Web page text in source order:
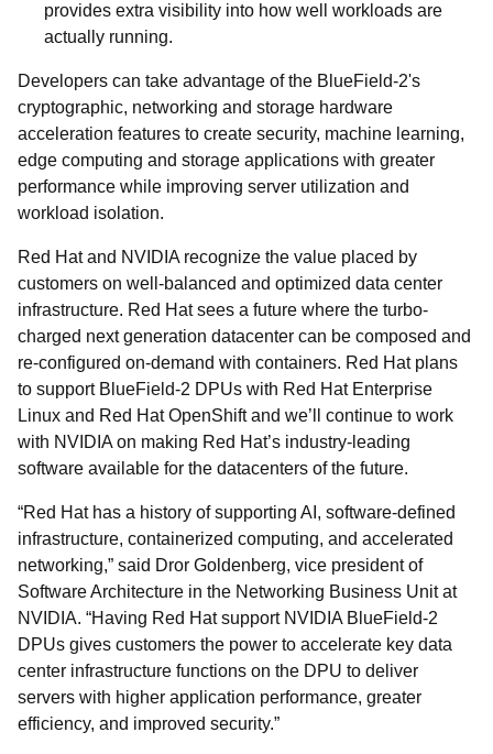
provides extra visibility into how well workloads are
actually running.
Developers can take advantage of the BlueField-2's
cryptographic, networking and storage hardware
acceleration features to create security, machine learning,
edge computing and storage applications with greater
performance while improving server utilization and
workload isolation.
Red Hat and NVIDIA recognize the value placed by
customers on well-balanced and optimized data center
infrastructure. Red Hat sees a future where the turbo-
charged next generation datacenter can be composed and
re-configured on-demand with containers. Red Hat plans
to support BlueField-2 DPUs with Red Hat Enterprise
Linux and Red Hat OpenShift and we’ll continue to work
with NVIDIA on making Red Hat’s industry-leading
software available for the datacenters of the future.
“Red Hat has a history of supporting AI, software-defined
infrastructure, containerized computing, and accelerated
networking,” said Dror Goldenberg, vice president of
Software Architecture in the Networking Business Unit at
NVIDIA. “Having Red Hat support NVIDIA BlueField-2
DPUs gives customers the power to accelerate key data
center infrastructure functions on the DPU to deliver
servers with higher application performance, greater
efficiency, and improved security.”